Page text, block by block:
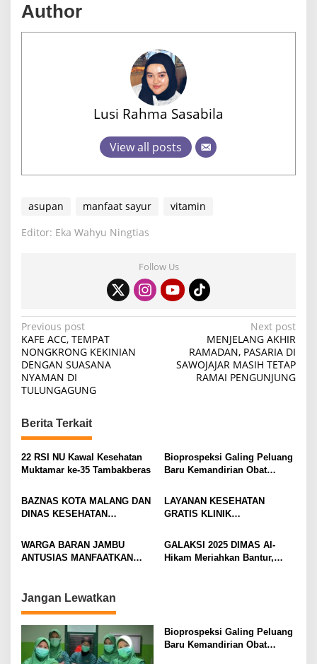
Author
Lusi Rahma Sasabila
View all posts
asupan manfaat sayur
vitamin
Editor: Eka Wahyu Ningtias
Follow Us
P
o
s
t
a
v
i
a
i
o
n
Previous post
KAFE ACC, TEMPAT
NONGKRONG KEKINIAN
DENGAN SUASANA
NYAMAN DI
TULUNGAGUNG
Next post
MENJELANG AKHIR
RAMADAN, PASARIA DI
SAWOJAJAR MASIH TETAP
RAMAI PENGUNJUNG
Berita Terkait
22 RSI NU Kawal Kesehatan
Muktamar ke-35 Tambakberas
Bioprospeksi Galing Peluang
Baru Kemandirian Obat
BAZNAS KOTA MALANG DAN
DINAS KESEHATAN
SOSIALISASI ZAKAT &
PENCEGAHAN PENYAKIT
LAYANAN KESEHATAN
GRATIS KLINIK
SUKSESKAN HUT KE-9 YPI
AL FATTAH BATU
WARGA BARAN JAMBU
ANTUSIAS MANFAATKAN
GALAKSI 2025 DIMAS Al-
Hikam Meriahkan Bantur,
Jangan Lewatkan
Bioprospeksi Galing Peluang
Baru Kemandirian Obat